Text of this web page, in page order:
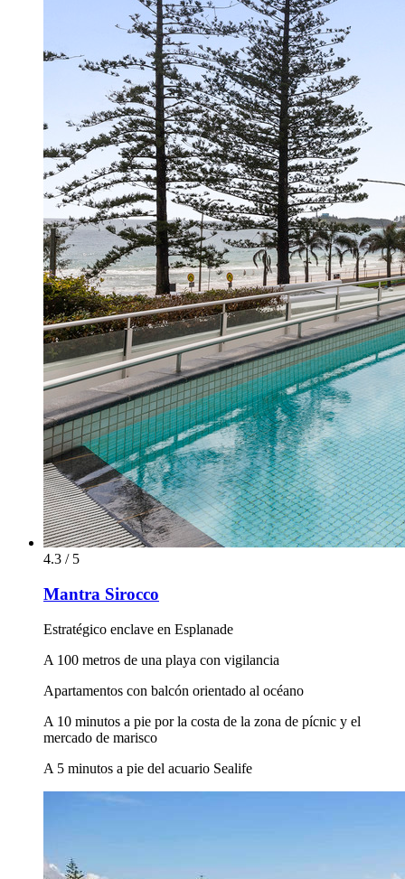
4.3 / 5
Mantra Sirocco
Estratégico enclave en Esplanade
A 100 metros de una playa con vigilancia
Apartamentos con balcón orientado al océano
A 10 minutos a pie por la costa de la zona de pícnic y el
mercado de marisco
A 5 minutos a pie del acuario Sealife